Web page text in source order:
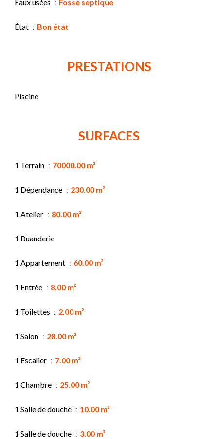
Eaux usées Fosse septique
État Bon état
PRESTATIONS
Piscine
SURFACES
1 Terrain 70000.00 m²
1 Dépendance 230.00 m²
1 Atelier 80.00 m²
1 Buanderie
1 Appartement 60.00 m²
1 Entrée 8.00 m²
1 Toilettes 2.00 m²
1 Salon 28.00 m²
1 Escalier 7.00 m²
1 Chambre 25.00 m²
1 Salle de douche 10.00 m²
1 Salle de douche 3.00 m²